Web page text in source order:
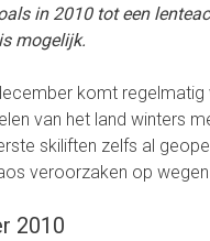
in 2010 tot een
mogelijk.
komt
van het land winters
skiliften zelfs al
veroorzaken op
2010